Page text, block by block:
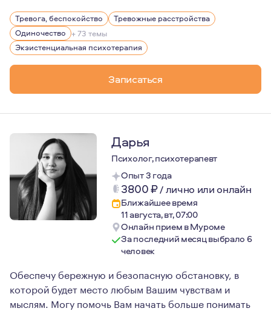
В работе я сочетаю экзистенциальный
Мои личные интересы подпитывают "ориентацию" в
Тревога, беспокойство
Тревожные расстройства
Одиночество + 73 темы
Экзистенциальная психотерапия
Записаться
Дарья
Психолог, психотерапевт
Опыт 3 года
3800₽/лично или онлайн
Ближайшее время
11 августа, вт, 07:00
Онлайн прием в Муроме
За последний месяц выбрало 6
человек
Обеспечу бережную и безопасную обстановку, в
которой будет место любым Вашим чувствам и
мыслям. Могу помочь Вам начать больше понимать